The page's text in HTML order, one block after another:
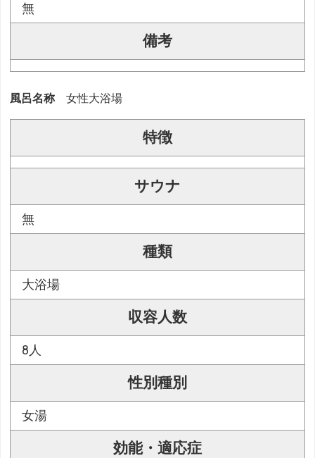
無
備考
風呂名称 女性大浴場
特徴
サウナ
無
種類
大浴場
収容人数
8人
性別種別
女湯
効能・適応症